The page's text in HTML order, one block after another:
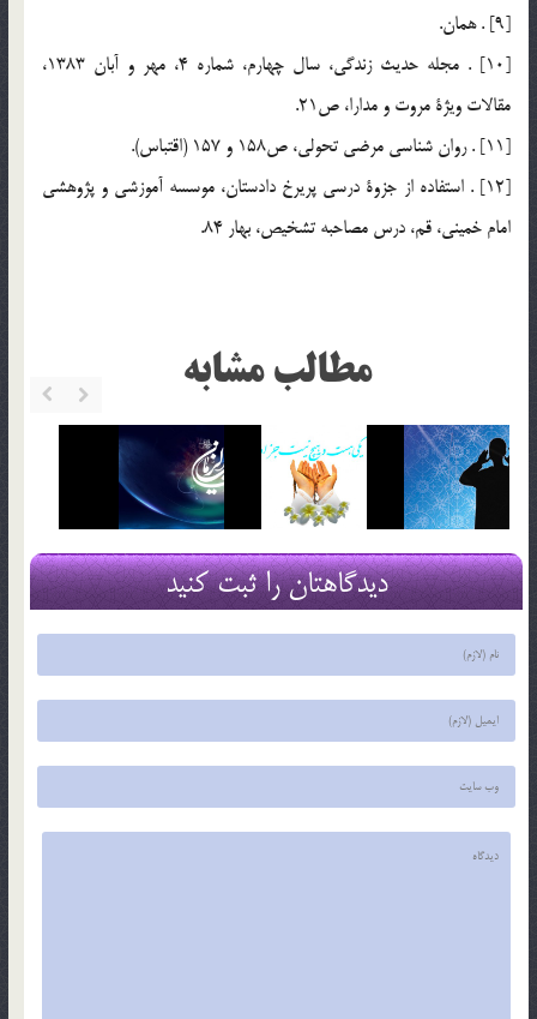
[9] . همان.
[10] . مجله حديث زندگي، سال چهارم، شماره 4، مهر و آبان 1383،
مقالات ويژة مروت و مدارا، ص21.
[11] . روان شناسي مرضي تحولي، ص158 و 157 (اقتباس).
[12] . استفاده از جزوة درسي پريرخ دادستان، موسسه آموزشي و پژوهشي
امام خميني، قم، درس مصاحبه تشخيص، بهار 84.
مطالب مشابه
دیدگاهتان را ثبت کنید